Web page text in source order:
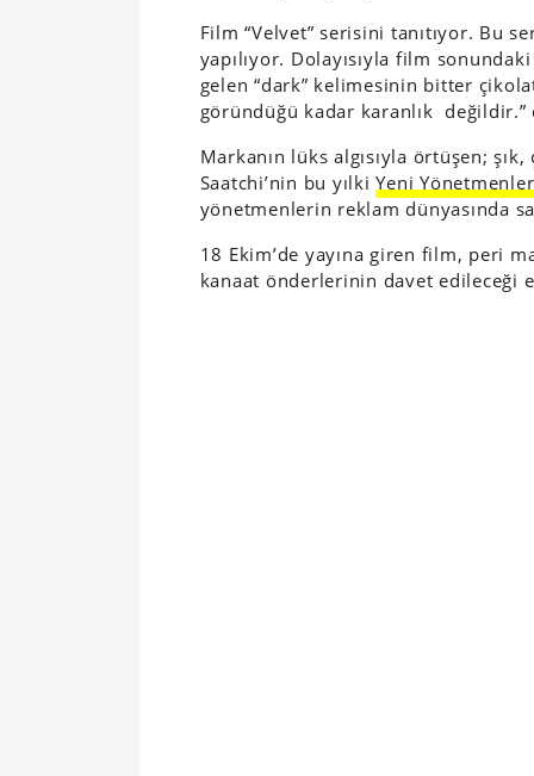
Film “Velvet” serisini tanıtıyor. Bu
yapılıyor. Dolayısıyla film
gelen “dark” kelimesinin bitter
göründüğü kadar karanlık
Markanın lüks algısıyla örtüşen;
Saatchi’nin bu yılkiYeni
yönetmenlerin reklam dünyasında
18 Ekim’de yayına giren film, peri
kanaat önderlerinin davet edileceği